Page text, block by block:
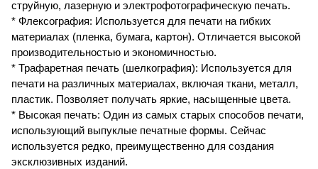
струйную, лазерную и электрофотографическую печать.
* Флексография: Используется для печати на гибких
материалах (пленка, бумага, картон). Отличается высокой
производительностью и экономичностью.
* Трафаретная печать (шелкография): Используется для
печати на различных материалах, включая ткани, металл,
пластик. Позволяет получать яркие, насыщенные цвета.
* Высокая печать: Один из самых старых способов печати,
использующий выпуклые печатные формы. Сейчас
используется редко, преимущественно для создания
эксклюзивных изданий.